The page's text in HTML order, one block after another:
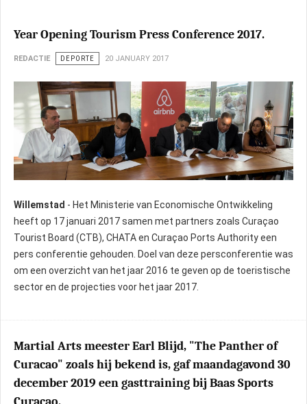
Year Opening Tourism Press Conference 2017.
REDACTIE DEPORTE 20 JANUARY 2017
Willemstad - Het Ministerie van Economische Ontwikkeling
heeft op 17 januari 2017 samen met partners zoals Curaçao
Tourist Board (CTB), CHATA en Curaçao Ports Authority een
pers conferentie gehouden. Doel van deze persconferentie was
om een overzicht van het jaar 2016 te geven op de toeristische
sector en de projecties voor het jaar 2017.
Martial Arts meester Earl Blijd, "The Panther of
Curacao" zoals hij bekend is, gaf maandagavond 30
december 2019 een gasttraining bij Baas Sports